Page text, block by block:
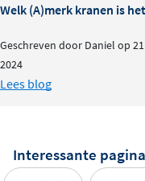
Welk (A)merk kranen is
Geschreven door Daniel op
2024
Lees blog
Interessante